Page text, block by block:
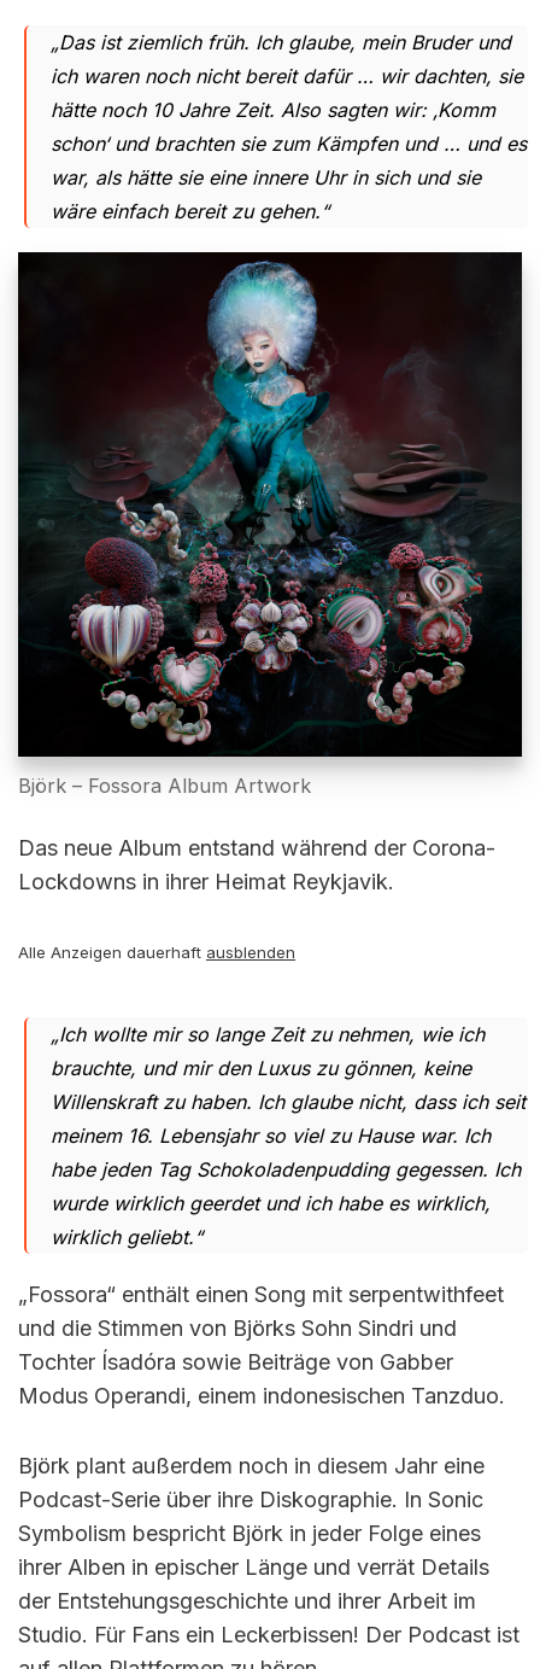
„Das ist ziemlich früh. Ich glaube, mein Bruder und
ich waren noch nicht bereit dafür … wir dachten, sie
hätte noch 10 Jahre Zeit. Also sagten wir: ‚Komm
schon‘ und brachten sie zum Kämpfen und … und es
war, als hätte sie eine innere Uhr in sich und sie
wäre einfach bereit zu gehen.“
Björk – Fossora Album Artwork
Das neue Album entstand während der Corona-
Lockdowns in ihrer Heimat Reykjavik.
Alle Anzeigen dauerhaft ausblenden
„Ich wollte mir so lange Zeit zu nehmen, wie ich
brauchte, und mir den Luxus zu gönnen, keine
Willenskraft zu haben. Ich glaube nicht, dass ich seit
meinem 16. Lebensjahr so ​​viel zu Hause war. Ich
habe jeden Tag Schokoladenpudding gegessen. Ich
wurde wirklich geerdet und ich habe es wirklich,
wirklich geliebt.“
„Fossora“ enthält einen Song mit serpentwithfeet
und die Stimmen von Björks Sohn Sindri und
Tochter Ísadóra sowie Beiträge von Gabber
Modus Operandi, einem indonesischen Tanzduo.
Björk plant außerdem noch in diesem Jahr eine
Podcast-Serie über ihre Diskographie. In Sonic
Symbolism bespricht Björk in jeder Folge eines
ihrer Alben in epischer Länge und verrät Details
der Entstehungsgeschichte und ihrer Arbeit im
Studio. Für Fans ein Leckerbissen! Der Podcast ist